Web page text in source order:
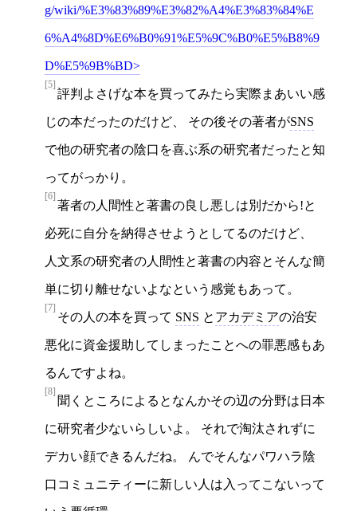
g/wiki/%E3%83%89%E3%82%A4%E3%83%84%E
6%A4%8D%E6%B0%91%E5%9C%B0%E5%B8%9
D%E5%9B%BD
[5]
評判よさげな本を買ってみたら実際まあいい感
じの本だったのだけど、 その後その著者がSNS
で他の研究者の陰口を喜ぶ系の研究者だったと知
ってがっかり。
[6]
著者の人間性と著書の良し悪しは別だから!と
必死に自分を納得させようとしてるのだけど、
人文系の研究者の人間性と著書の内容とそんな簡
単に切り離せないよなという感覚もあって。
[7]
その人の本を買って SNS と アカデミアの治安
悪化に資金援助してしまったことへの罪悪感もあ
るんですよね。
[8]
聞くところによるとなんかその辺の分野は日本
に研究者少ないらしいよ。 それで淘汰されずに
デカい顔できるんだね。 んでそんなパワハラ陰
口コミュニティーに新しい人は入ってこないって